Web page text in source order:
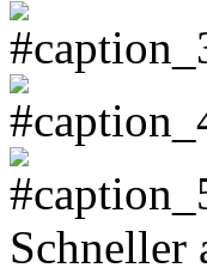
Schneller